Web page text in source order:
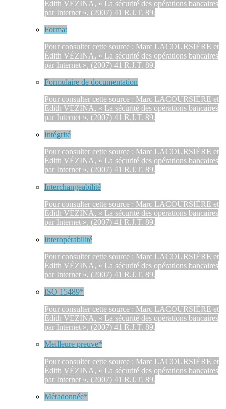
Édith VÉZINA, « La sécurité des opérations bancaires
par Internet », (2007) 41 R.J.T. 89.
Format
Pour consulter cette source : Marc LACOURSIÈRE et
Édith VÉZINA, « La sécurité des opérations bancaires
par Internet », (2007) 41 R.J.T. 89.
Formulaire de documentation
Pour consulter cette source : Marc LACOURSIÈRE et
Édith VÉZINA, « La sécurité des opérations bancaires
par Internet », (2007) 41 R.J.T. 89.
Intégrité
Pour consulter cette source : Marc LACOURSIÈRE et
Édith VÉZINA, « La sécurité des opérations bancaires
par Internet », (2007) 41 R.J.T. 89.
Interchangeabilité
Pour consulter cette source : Marc LACOURSIÈRE et
Édith VÉZINA, « La sécurité des opérations bancaires
par Internet », (2007) 41 R.J.T. 89.
Interopérabilité
Pour consulter cette source : Marc LACOURSIÈRE et
Édith VÉZINA, « La sécurité des opérations bancaires
par Internet », (2007) 41 R.J.T. 89.
ISO 15489*
Pour consulter cette source : Marc LACOURSIÈRE et
Édith VÉZINA, « La sécurité des opérations bancaires
par Internet », (2007) 41 R.J.T. 89.
Meilleure preuve*
Pour consulter cette source : Marc LACOURSIÈRE et
Édith VÉZINA, « La sécurité des opérations bancaires
par Internet », (2007) 41 R.J.T. 89.
Métadonnée*